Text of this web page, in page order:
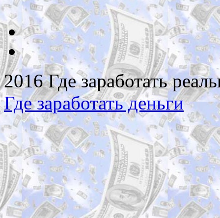
2016 Где заработать
Где заработать деньги